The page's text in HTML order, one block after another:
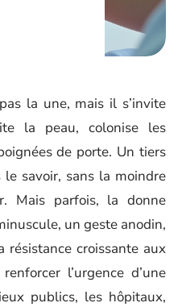
la une, mais il s’invite
la peau, colonise les
de porte. Un tiers
le savoir, sans la moindre
Mais parfois, la donne
un geste anodin,
résistance croissante aux
l’urgence d’une
publics, les hôpitaux,